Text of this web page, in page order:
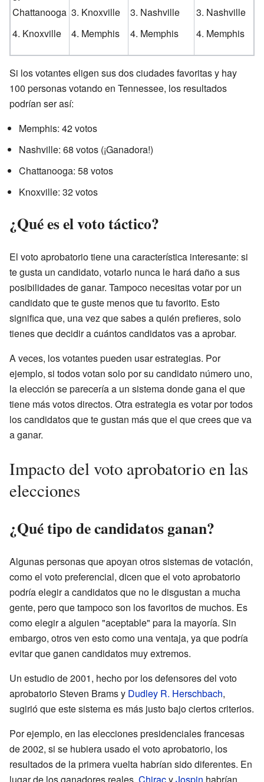
Chattanooga
Knoxville
Knoxville
Memphis
Nashville
Memphis
Nashville
Memphis
Si los votantes eligen sus dos ciudades favoritas y hay
100 personas votando en Tennessee, los resultados
podrían ser así:
Memphis: 42 votos
Nashville: 68 votos (¡Ganadora!)
Chattanooga: 58 votos
Knoxville: 32 votos
¿Qué es el voto táctico?
El voto aprobatorio tiene una característica interesante: si
te gusta un candidato, votarlo nunca le hará daño a sus
posibilidades de ganar. Tampoco necesitas votar por un
candidato que te guste menos que tu favorito. Esto
significa que, una vez que sabes a quién prefieres, solo
tienes que decidir a cuántos candidatos vas a aprobar.
A veces, los votantes pueden usar estrategias. Por
ejemplo, si todos votan solo por su candidato número uno,
la elección se parecería a un sistema donde gana el que
tiene más votos directos. Otra estrategia es votar por todos
los candidatos que te gustan más que el que crees que va
a ganar.
Impacto del voto aprobatorio en las
elecciones
¿Qué tipo de candidatos ganan?
Algunas personas que apoyan otros sistemas de votación,
como el voto preferencial, dicen que el voto aprobatorio
podría elegir a candidatos que no le disgustan a mucha
gente, pero que tampoco son los favoritos de muchos. Es
como elegir a alguien "aceptable" para la mayoría. Sin
embargo, otros ven esto como una ventaja, ya que podría
evitar que ganen candidatos muy extremos.
Un estudio de 2001, hecho por los defensores del voto
aprobatorio Steven Brams y Dudley R. Herschbach,
sugirió que este sistema es más justo bajo ciertos criterios.
Por ejemplo, en las elecciones presidenciales francesas
de 2002, si se hubiera usado el voto aprobatorio, los
resultados de la primera vuelta habrían sido diferentes. En
lugar de los ganadores reales, ChiracyJospin habrían